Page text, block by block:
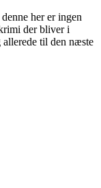
her er ingen
der bliver i
til den næste